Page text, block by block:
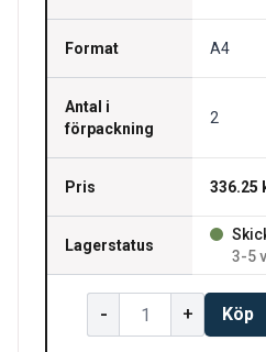
Format A4
Antal i
förpackning
2
Pris 336.25
Lagerstatus
3-5
- + Köp